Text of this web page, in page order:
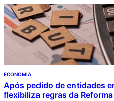
ECONOMIA
Após pedido de entidades
flexibiliza regras da